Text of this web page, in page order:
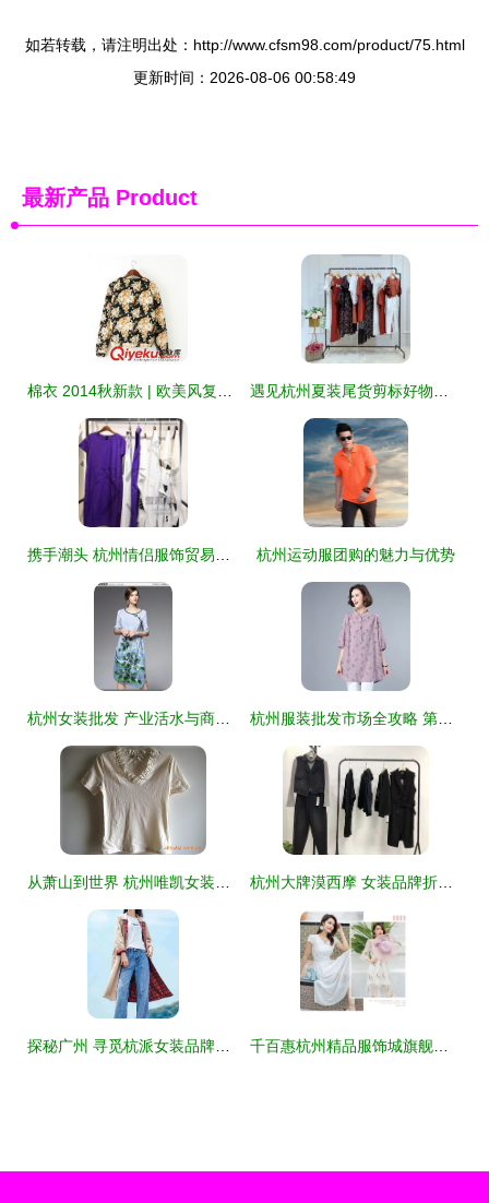
如若转载，请注明出处：http://www.cfsm98.com/product/75.html
更新时间：2026-08-06 00:58:49
最新产品 Product
杭州运动服团购的魅力与优势